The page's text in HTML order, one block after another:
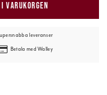
VARUKORGEN
leveranser
Betala med Walley